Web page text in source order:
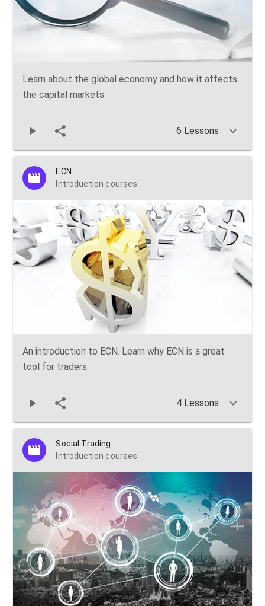
Learn about the global economy and how it affects
the capital markets
6 Lessons
ECN
Introduction courses
An introduction to ECN. Learn why ECN is a great
tool for traders.
4 Lessons
Social Trading
Introduction courses